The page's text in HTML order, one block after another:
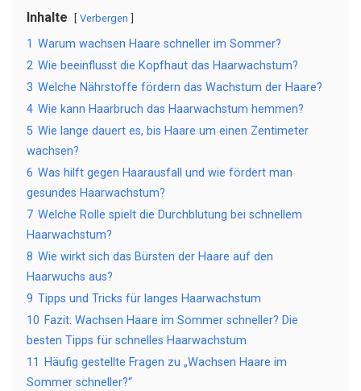
Inhalte Verbergen
1 Warum wachsen Haare schneller im Sommer?
2 Wie beeinflusst die Kopfhaut das Haarwachstum?
3 Welche Nährstoffe fördern das Wachstum der Haare?
4 Wie kann Haarbruch das Haarwachstum hemmen?
5 Wie lange dauert es, bis Haare um einen Zentimeter
wachsen?
6 Was hilft gegen Haarausfall und wie fördert man
gesundes Haarwachstum?
7 Welche Rolle spielt die Durchblutung bei schnellem
Haarwachstum?
8 Wie wirkt sich das Bürsten der Haare auf den
Haarwuchs aus?
9 Tipps und Tricks für langes Haarwachstum
10 Fazit: Wachsen Haare im Sommer schneller? Die
besten Tipps für schnelles Haarwachstum
11 Häufig gestellte Fragen zu „Wachsen Haare im
Sommer schneller?“